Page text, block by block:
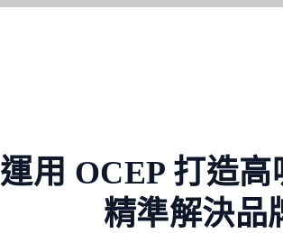
運用 OCEP 打造高
精準解決品